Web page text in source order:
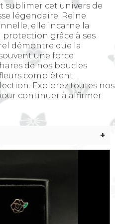
sublimer cet univers de
légendaire. Reine
elle incarne la
protection grâce à ses
démontre que la
une force
de nos boucles
complètent
Explorez toutes nos
continuer à affirmer